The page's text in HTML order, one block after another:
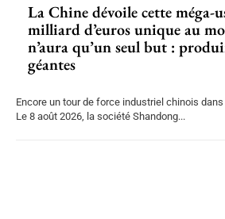
La Chine dévoile cette méga-
milliard d’euros unique au
n’aura qu’un seul but :
géantes
Encore un tour de force industriel chinois
Le 8 août 2026, la société Shandong...